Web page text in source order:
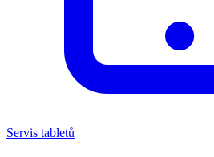
Servis tabletů